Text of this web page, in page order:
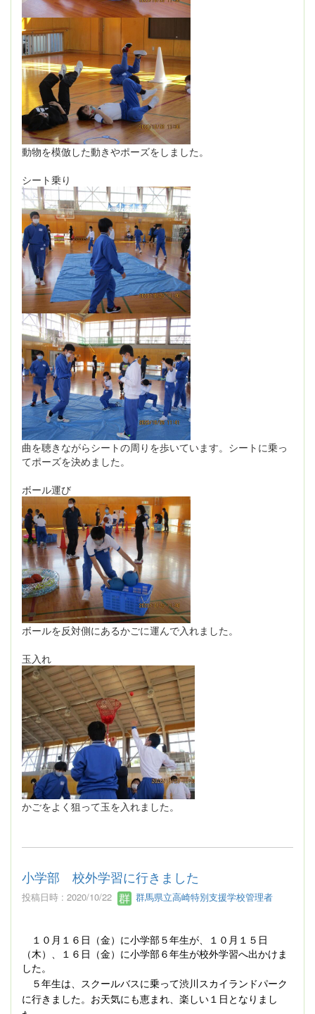
動物を模倣した動きやポーズをしました。
シート乗り
曲を聴きながらシートの周りを歩いています。シートに乗っ
てポーズを決めました。
ボール運び
ボールを反対側にあるかごに運んで入れました。
玉入れ
かごをよく狙って玉を入れました。
小学部 校外学習に行きました
投稿日時 : 2020/10/22 群馬県立高崎特別支援学校管理者
１０月１６日（金）に小学部５年生が、１０月１５日
（木）、１６日（金）に小学部６年生が校外学習へ出かけま
した。
５年生は、スクールバスに乗って渋川スカイランドパーク
に行きました。お天気にも恵まれ、楽しい１日となりまし